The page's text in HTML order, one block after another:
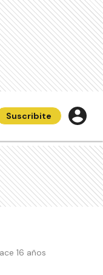
Suscribite
16 años